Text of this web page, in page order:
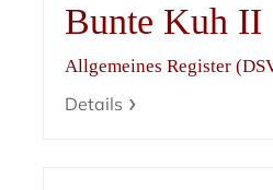
Bunte Kuh II
Allgemeines Register
Details